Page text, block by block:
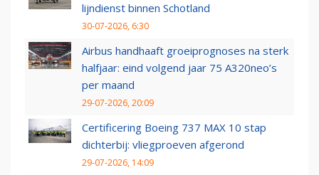
lijndienst binnen Schotland
30-07-2026, 6:30
Airbus handhaaft groeiprognoses na sterk
halfjaar: eind volgend jaar 75 A320neo’s
per maand
29-07-2026, 20:09
Certificering Boeing 737 MAX 10 stap
dichterbij: vliegproeven afgerond
29-07-2026, 14:09